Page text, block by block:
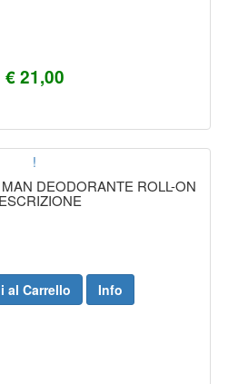
€ 21,00
!
DEODORANTE ROLL-ON
al Carrello Info